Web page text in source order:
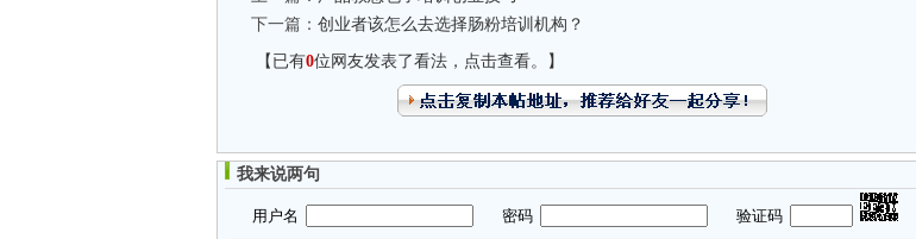
下一篇： 创业者该怎么去选择肠粉培训机构？
【已有0位网友发表了看法，点击查看。】
我来说两句
用户名 密码 验证码